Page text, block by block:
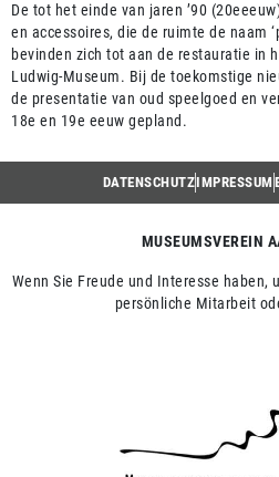
De tot het einde van jaren ’90
en accessoires, die de ruimte de naam
bevinden zich tot aan de restauratie in
Ludwig-Museum. Bij de toekomstige
de presentatie van oud speelgoed en
18e en 19e eeuw gepland.
DATENSCHUTZIMPRESSUM
MUSEUMSVEREIN
Wenn Sie Freude und Interesse haben,
persönliche Mitarbeit